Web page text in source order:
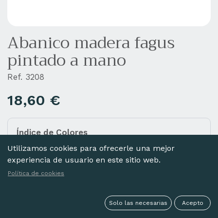
Abanico madera fagus
pintado a mano
Índice de Colores
Añada diferentes colores a la cesta haciendo clic
en las imágenes de abajo.
Ref. 3208
18,60 €
Utilizamos cookies para ofrecerle una mejor
experiencia de usuario en este sitio web.
Política de cookies
Solo las necesarias Acepto